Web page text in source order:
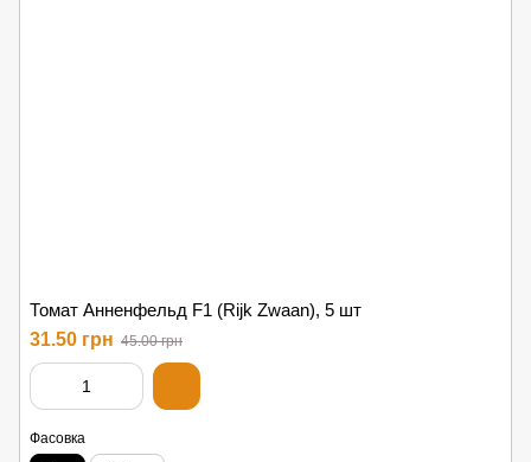
Томат Анненфельд F1 (Rijk Zwaan), 5 шт
31.50 грн 45.00 грн
Фасовка